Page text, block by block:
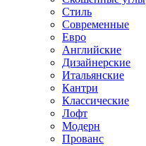
Стиль
Современные
Евро
Английские
Дизайнерские
Итальянские
Кантри
Классические
Лофт
Модерн
Прованс